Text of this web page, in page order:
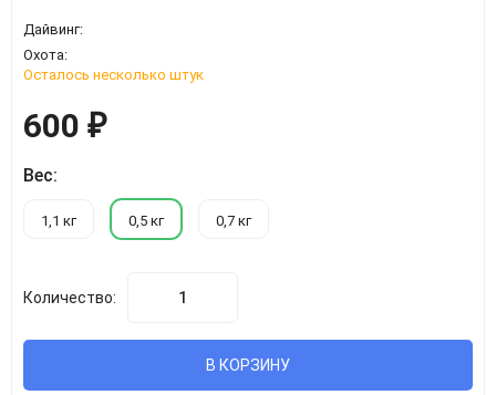
Дайвинг:
Охота:
Осталось несколько штук
600 ₽
Вес:
1,1 кг 0,5 кг 0,7 кг
Количество:
В КОРЗИНУ